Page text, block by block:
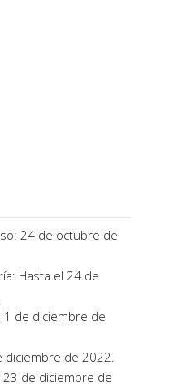
24 de octubre de
Hasta el 24 de
1 de diciembre de
diciembre de 2022.
23 de diciembre de